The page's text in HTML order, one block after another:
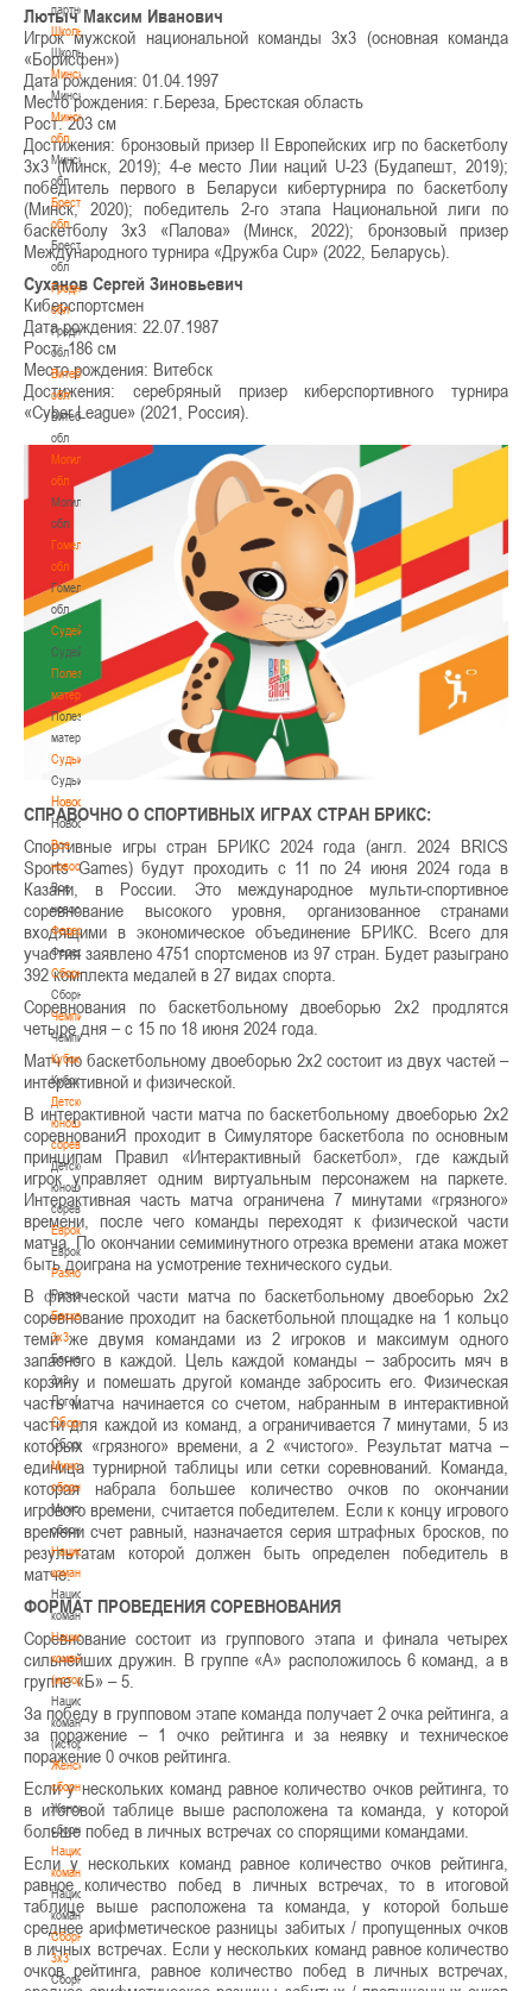
партнеры
Школы
Школы
Минск
Минск
Минская
обл
Минская
обл
Брестская
обл
Брестская
обл
Гродненская
обл
Гродненская
обл
Витебская
обл
Витебская
обл
Могилевская
обл
Могилевская
обл
Гомельская
обл
Гомельская
обл
Судейство
Судейство
Полезные
материалы
Полезные
материалы
Судьи
Судьи
Новости
Новости
Все
новости
Все
новости
Федерация
Федерация
Сборные
Сборные
Чемпионат
Чемпионат
Кубок
Кубок
Детско-
юношеские
соревнования
Детско-
юношеские
соревнования
Еврокубки
Еврокубки
Разное
Разное
Баскетбол
3х3
Баскетбол
3х3
Лого[modid=121]
Сборные
Сборные
Мужские
сборные
Мужские
сборные
Национальная
команда
Национальная
команда
Национальная
команда
(история)
Национальная
команда
(история)
Женские
сборные
Женские
сборные
Национальная
команда
Национальная
команда
Сборные
3х3
Сборные
Лютыч Максим Иванович
Игрок мужской национальной команды 3х3 (основная команда
«Борисфен»)
Дата рождения: 01.04.1997
Место рождения: г.Береза, Брестская область
Рост: 203 см
Достижения: бронзовый призер II Европейских игр по баскетболу
3х3 (Минск, 2019); 4-е место Лии наций U-23 (Будапешт, 2019);
победитель первого в Беларуси кибертурнира по баскетболу
(Минск, 2020); победитель 2-го этапа Национальной лиги по
баскетболу 3х3 «Палова» (Минск, 2022); бронзовый призер
Международного турнира «Дружба Cup» (2022, Беларусь).
Суханов Сергей Зиновьевич
Киберспортсмен
Дата рождения: 22.07.1987
Рост: 186 см
Место рождения: Витебск
Достижения: серебряный призер киберспортивного турнира
«Cyber League» (2021, Россия).
СПРАВОЧНО О СПОРТИВНЫХ ИГРАХ СТРАН БРИКС:
Спортивные игры стран БРИКС 2024 года (англ. 2024 BRICS
Sports Games) будут проходить с 11 по 24 июня 2024 года в
Казани, в России. Это международное мульти-спортивное
соревнование высокого уровня, организованное странами
входящими в экономическое объединение БРИКС. Всего для
участия заявлено 4751 спортсменов из 97 стран. Будет разыграно
392 комплекта медалей в 27 видах спорта.
Соревнования по баскетбольному двоеборью 2х2 продлятся
четыре дня – с 15 по 18 июня 2024 года.
Матч по баскетбольному двоеборью 2х2 состоит из двух частей –
интерактивной и физической.
В интерактивной части матча по баскетбольному двоеборью 2х2
соревнованиЯ проходит в Симуляторе баскетбола по основным
принципам Правил «Интерактивный баскетбол», где каждый
игрок управляет одним виртуальным персонажем на паркете.
Интерактивная часть матча ограничена 7 минутами «грязного»
времени, после чего команды переходят к физической части
матча. По окончании семиминутного отрезка времени атака может
быть доиграна на усмотрение технического судьи.
В физической части матча по баскетбольному двоеборью 2х2
соревнование проходит на баскетбольной площадке на 1 кольцо
теми же двумя командами из 2 игроков и максимум одного
запасного в каждой. Цель каждой команды – забросить мяч в
корзину и помешать другой команде забросить его. Физическая
часть матча начинается со счетом, набранным в интерактивной
части для каждой из команд, а ограничивается 7 минутами, 5 из
которых «грязного» времени, а 2 «чистого». Результат матча –
единица турнирной таблицы или сетки соревнований. Команда,
которая набрала большее количество очков по окончании
игрового времени, считается победителем. Если к концу игрового
времени счет равный, назначается серия штрафных бросков, по
результатам которой должен быть определен победитель в
матче.
ФОРМАТ ПРОВЕДЕНИЯ СОРЕВНОВАНИЯ
Соревнование состоит из группового этапа и финала четырех
сильнейших дружин. В группе «А» расположилось 6 команд, а в
группе «Б» – 5.
За победу в групповом этапе команда получает 2 очка рейтинга, а
за поражение – 1 очко рейтинга и за неявку и техническое
поражение 0 очков рейтинга.
Если у нескольких команд равное количество очков рейтинга, то
в итоговой таблице выше расположена та команда, у которой
больше побед в личных встречах со спорящими командами.
Если у нескольких команд равное количество очков рейтинга,
равное количество побед в личных встречах, то в итоговой
таблице выше расположена та команда, у которой больше
среднее арифметическое разницы забитых / пропущенных очков
в личных встречах. Если у нескольких команд равное количество
очков рейтинга, равное количество побед в личных встречах,